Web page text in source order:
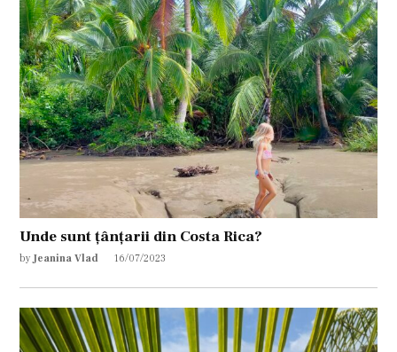
Unde sunt țânțarii din Costa Rica?
by Jeanina Vlad 16/07/2023